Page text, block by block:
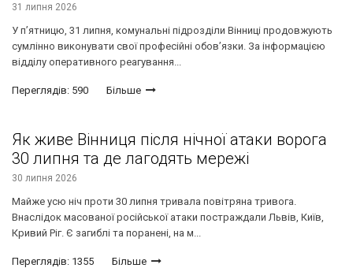
31 липня 2026
У п’ятницю, 31 липня, комунальні підрозділи Вінниці продовжують
сумлінно виконувати свої професійні обов’язки. За інформацією
відділу оперативного реагування...
Переглядів: 590 Більше
Як живе Вінниця після нічної атаки ворога
30 липня та де лагодять мережі
30 липня 2026
Майже усю ніч проти 30 липня тривала повітряна тривога.
Внаслідок масованої російської атаки постраждали Львів, Київ,
Кривий Ріг. Є загиблі та поранені, на м...
Переглядів: 1355 Більше